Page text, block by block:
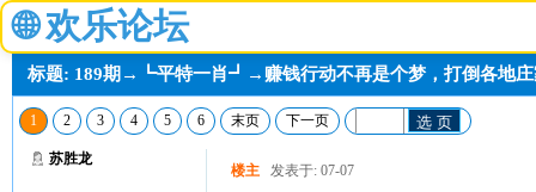
🌐 欢乐论坛
标题: 189期→┗平特一肖┛→赚钱行动不再是个梦，打倒各地庄
1 2 3 4 5 6 末页 下一页 选 页
苏胜龙
楼主 发表于: 07-07